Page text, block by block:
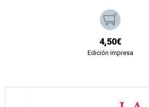
4,50€
Edición impresa